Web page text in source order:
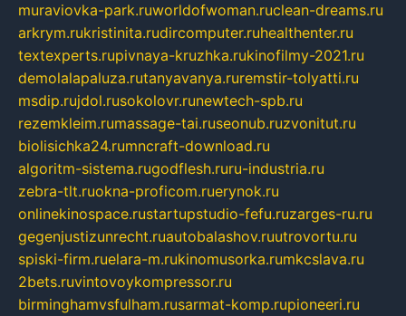
muraviovka-park.ruworldofwoman.ruclean-dreams.ru
arkrym.rukristinita.rudircomputer.ruhealthenter.ru
textexperts.rupivnaya-kruzhka.rukinofilmy-2021.ru
demolalapaluza.rutanyavanya.ruremstir-tolyatti.ru
msdip.rujdol.rusokolovr.runewtech-spb.ru
rezemkleim.rumassage-tai.ruseonub.ruzvonitut.ru
biolisichka24.rumncraft-download.ru
algoritm-sistema.rugodflesh.ruru-industria.ru
zebra-tlt.ruokna-proficom.ruerynok.ru
onlinekinospace.rustartupstudio-fefu.ruzarges-ru.ru
gegenjustizunrecht.ruautobalashov.ruutrovortu.ru
spiski-firm.ruelara-m.rukinomusorka.rumkcslava.ru
2bets.ruvintovoykompressor.ru
birminghamvsfulham.rusarmat-komp.rupioneeri.ru